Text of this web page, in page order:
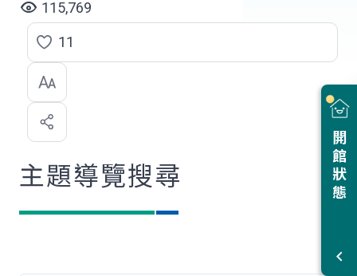
尋
開館狀態
115,769
點
選
喜
歡
11
主題導覽搜尋